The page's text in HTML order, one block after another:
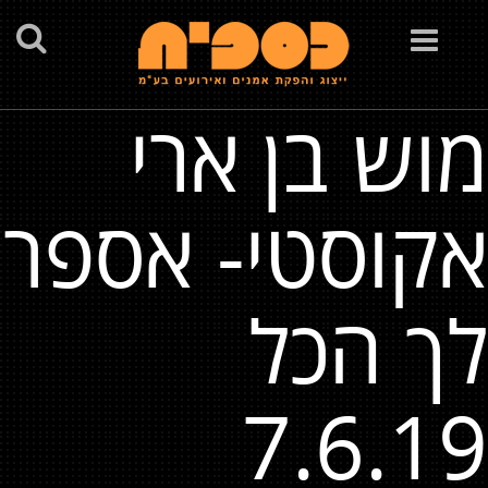
Toggle
navigation
מוש בן ארי
אקוסטי- אספר
לך הכל
7.6.19